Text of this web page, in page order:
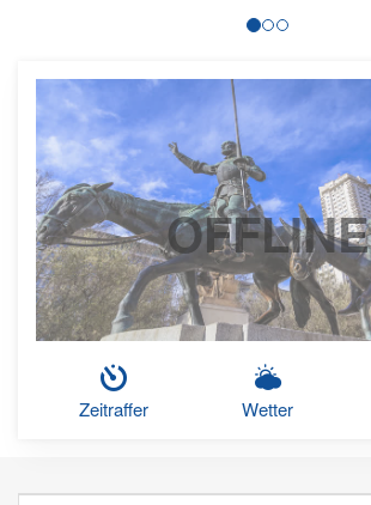
OFFLINE
Zeitraffer Wetter